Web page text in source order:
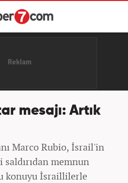
mesajı: Artık
Marco Rubio, İsrail'in
memnun
konuyu İsraillilerle